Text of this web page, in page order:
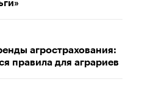
агрострахования:
правила для аграриев